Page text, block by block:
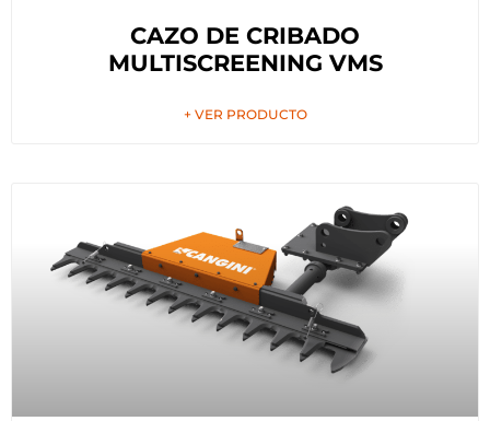
CAZO DE CRIBADO
MULTISCREENING VMS
+ VER PRODUCTO